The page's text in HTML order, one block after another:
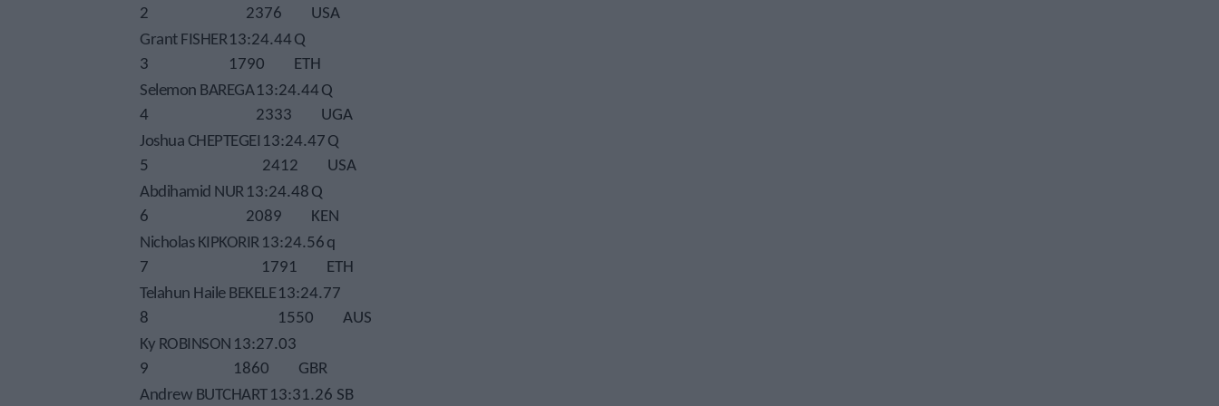
2 2376
USA
Grant FISHER13:24.44Q
3
1790
ETH
Selemon BAREGA13:24.44Q
4
2333
UGA
Joshua CHEPTEGEI 13:24.47Q
5
2412
USA
Abdihamid NUR13:24.48Q
6
2089
KEN
Nicholas KIPKORIR13:24.56q
7
1791
ETH
Telahun Haile BEKELE13:24.77
8
1550
AUS
Ky ROBINSON 13:27.03
9
1860
GBR
Andrew BUTCHART13:31.26 SB